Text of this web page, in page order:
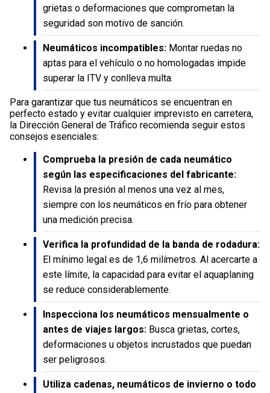
grietas o deformaciones que comprometan la
seguridad son motivo de sanción.
Neumáticos incompatibles: Montar ruedas no
aptas para el vehículo o no homologadas impide
superar la ITV y conlleva multa.
Para garantizar que tus neumáticos se encuentran en
perfecto estado y evitar cualquier imprevisto en carretera,
la Dirección General de Tráfico recomienda seguir estos
consejos esenciales:
Comprueba la presión de cada neumático
según las especificaciones del fabricante:
Revisa la presión al menos una vez al mes,
siempre con los neumáticos en frío para obtener
una medición precisa.
Verifica la profundidad de la banda de rodadura:
El mínimo legal es de 1,6 milímetros. Al acercarte a
este límite, la capacidad para evitar el aquaplaning
se reduce considerablemente.
Inspecciona los neumáticos mensualmente o
antes de viajes largos: Busca grietas, cortes,
deformaciones u objetos incrustados que puedan
ser peligrosos.
Utiliza cadenas, neumáticos de invierno o todo